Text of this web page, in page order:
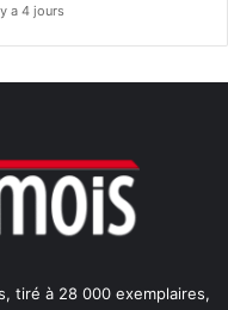
a 4 jours
tiré à 28 000 exemplaires,